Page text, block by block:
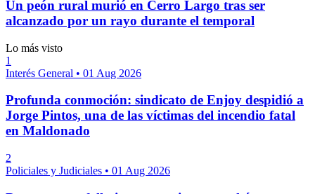
Un peón rural murió en Cerro Largo tras ser
alcanzado por un rayo durante el temporal
Lo más visto
1
Interés General • 01 Aug 2026
Profunda conmoción: sindicato de Enjoy despidió a
Jorge Pintos, una de las víctimas del incendio fatal
en Maldonado
2
Policiales y Judiciales • 01 Aug 2026